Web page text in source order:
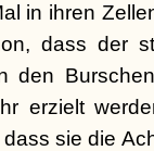
in ihren
dass der
den
erzielt
sie die